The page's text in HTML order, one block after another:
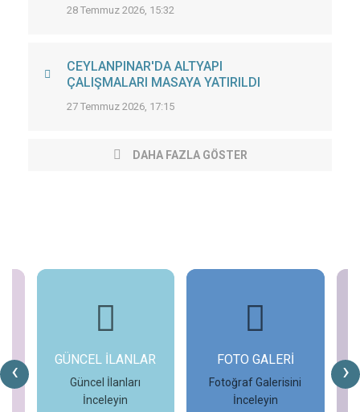
28 Temmuz 2026, 15:32
CEYLANPINAR'DA ALTYAPI
ÇALIŞMALARI MASAYA YATIRILDI
27 Temmuz 2026, 17:15
DAHA FAZLA GÖSTER
‹ ›
GÜNCEL İLANLAR
Güncel İlanları
İnceleyin
FOTO GALERİ
Fotoğraf Galerisini
İnceleyin